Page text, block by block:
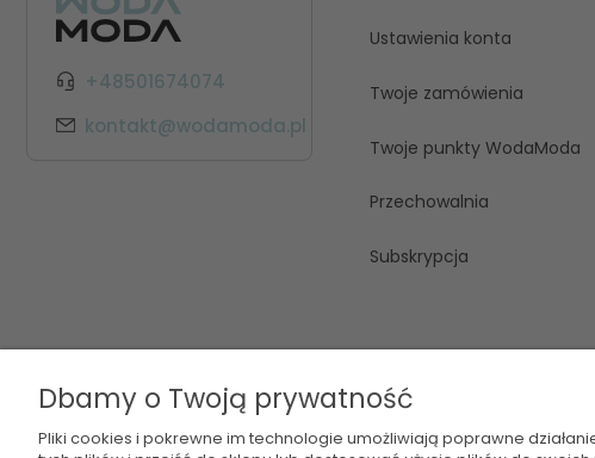
+48501674074
kontakt@wodamoda.pl
Ustawienia konta
Twoje zamówienia
Twoje punkty WodaModa
Przechowalnia
Subskrypcja
Dbamy o Twoją prywatność
Pliki cookies i pokrewne im technologie umożliwiają poprawne